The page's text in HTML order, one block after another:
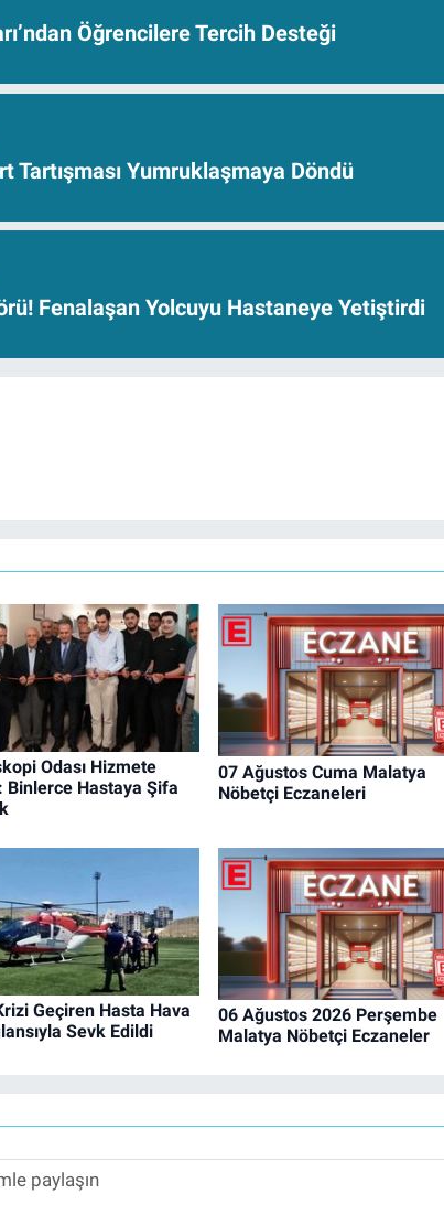
Öğrencilere Tercih Desteği
Tartışması Yumruklaşmaya Döndü
Fenalaşan Yolcuyu Hastaneye Yetiştirdi
Odası Hizmete
Binlerce Hastaya Şifa
07 Ağustos Cuma Malatya
Nöbetçi Eczaneleri
Geçiren Hasta Hava
Sevk Edildi
06 Ağustos 2026 Perşembe
Malatya Nöbetçi Eczaneler